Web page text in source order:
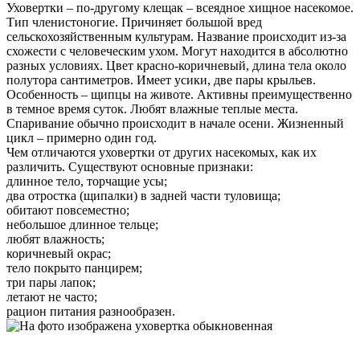
Уховертки – по-другому клещак – всеядное хищное насекомое.
Тип членистоногие. Причиняет большой вред
сельскохозяйственным культурам. Название происходит из-за
схожести с человеческим ухом. Могут находится в абсолютно
разных условиях. Цвет красно-коричневый, длина тела около
полутора сантиметров. Имеет усики, две пары крыльев.
Особенность – щипцы на животе. Активны преимущественно
в темное время суток. Любят влажные теплые места.
Спаривание обычно происходит в начале осени. Жизненный
цикл – примерно один год.
Чем отличаются уховертки от других насекомых, как их
различить. Существуют основные признаки:
длинное тело, торчащие усы;
два отростка (щипалки) в задней части туловища;
обитают повсеместно;
небольшое длинное тельце;
любят влажность;
коричневый окрас;
тело покрыто панцирем;
три пары лапок;
летают не часто;
рацион питания разнообразен.